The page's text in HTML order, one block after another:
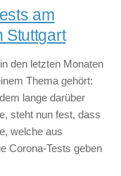
am
Stuttgart
den letzten Monaten
Thema gehört:
lange darüber
steht nun fest, dass
welche aus
Corona-Tests geben